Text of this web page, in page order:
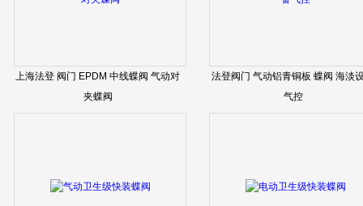
上海法登 阀门 EPDM 中线蝶阀 气动对
夹蝶阀
法登阀门 气动铝青铜板 蝶阀 海淡
气控